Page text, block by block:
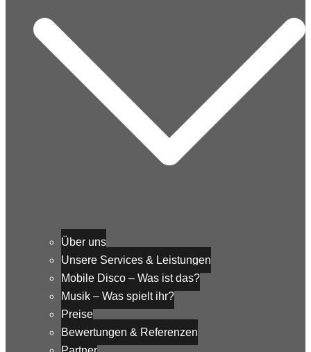
Über uns
Unsere Services & Leistungen
Mobile Disco – Was ist das?
Musik – Was spielt ihr?
Preise
Bewertungen & Referenzen